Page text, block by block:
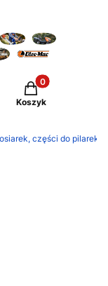
Produkty w
Koszyk
części do pilarek/